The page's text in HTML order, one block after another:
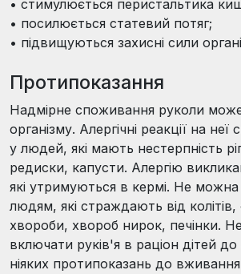
• стимулюється перистальтика
• посилюється статевий потяг;
• підвищуються захисні сили
Протипоказання
Надмірне споживання руколи
організму. Алергічні реакції на неї
у людей, які мають нестерпність
редиски, капусти. Алергію
які утримуються в кермі. Не
людям, які страждають від
хвороби, хвороб нирок, печінки.
включати руків'я в раціон дітей
ніяких протипоказань до